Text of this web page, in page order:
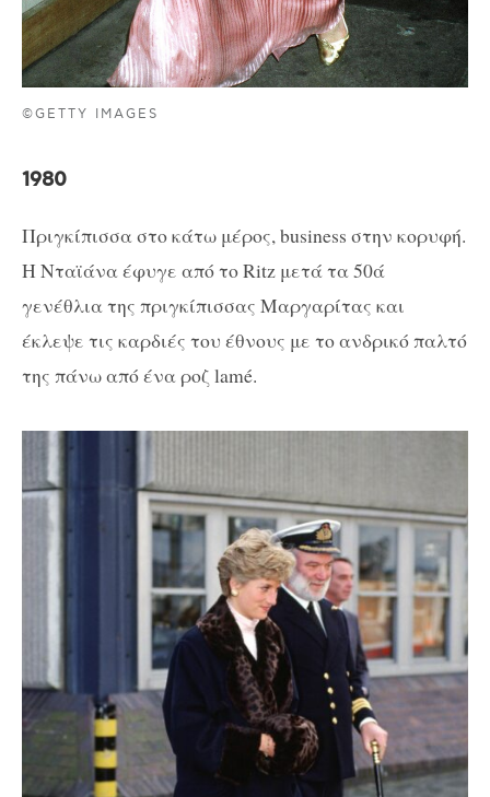
©GETTY IMAGES
1980
Πριγκίπισσα στο κάτω μέρος, business στην κορυφή.
Η Νταϊάνα έφυγε από το Ritz μετά τα 50ά
γενέθλια της πριγκίπισσας Μαργαρίτας και
έκλεψε τις καρδιές του έθνους με το ανδρικό παλτό
της πάνω από ένα ροζ lamé.